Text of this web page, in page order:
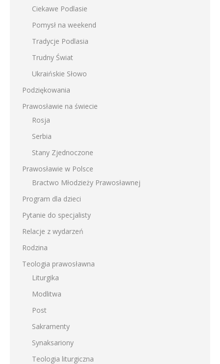
Ciekawe Podlasie
Pomysł na weekend
Tradycje Podlasia
Trudny Świat
Ukraińskie Słowo
Podziękowania
Prawosławie na świecie
Rosja
Serbia
Stany Zjednoczone
Prawosławie w Polsce
Bractwo Młodzieży Prawosławnej
Program dla dzieci
Pytanie do specjalisty
Relacje z wydarzeń
Rodzina
Teologia prawosławna
Liturgika
Modlitwa
Post
Sakramenty
Synaksariony
Teologia liturgiczna